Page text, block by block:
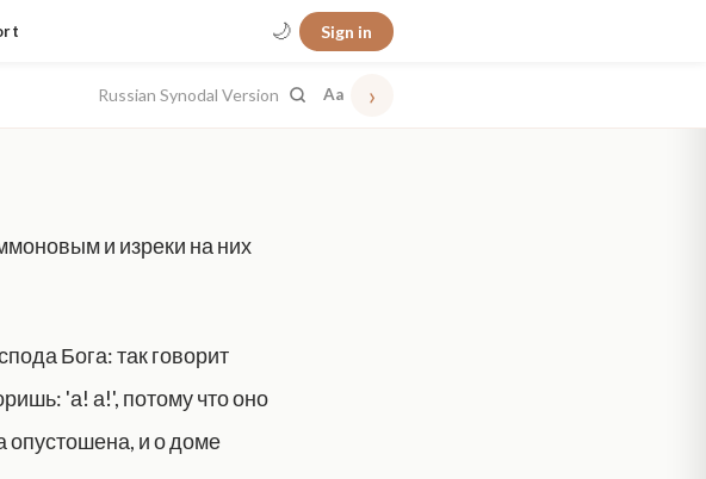
🌙 Sign in
Russian Synodal Version Aa ›
и изреки на них
Бога: так говорит
'а! а!', потому что оно
опустошена, и о доме